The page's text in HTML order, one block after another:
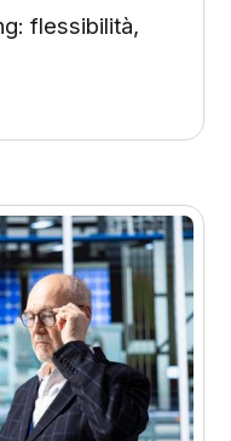
flessibilità,